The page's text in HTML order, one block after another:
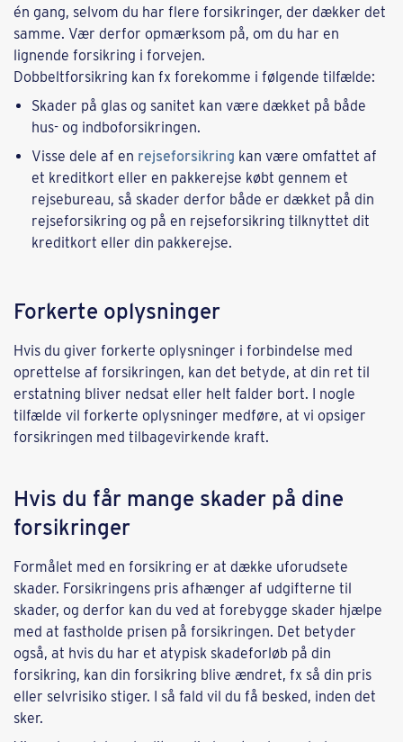
én gang, selvom du har flere forsikringer, der dækker det
samme. Vær derfor opmærksom på, om du har en
lignende forsikring i forvejen.
Dobbeltforsikring kan fx forekomme i følgende tilfælde:
Skader på glas og sanitet kan være dækket på både
hus- og indboforsikringen.
Visse dele af en rejseforsikring kan være omfattet af
et kreditkort eller en pakkerejse købt gennem et
rejsebureau, så skader derfor både er dækket på din
rejseforsikring og på en rejseforsikring tilknyttet dit
kreditkort eller din pakkerejse.
Forkerte oplysninger
Hvis du giver forkerte oplysninger i forbindelse med
oprettelse af forsikringen, kan det betyde, at din ret til
erstatning bliver nedsat eller helt falder bort. I nogle
tilfælde vil forkerte oplysninger medføre, at vi opsiger
forsikringen med tilbagevirkende kraft.
Hvis du får mange skader på dine
forsikringer
Formålet med en forsikring er at dække uforudsete
skader. Forsikringens pris afhænger af udgifterne til
skader, og derfor kan du ved at forebygge skader hjælpe
med at fastholde prisen på forsikringen. Det betyder
også, at hvis du har et atypisk skadeforløb på din
forsikring, kan din forsikring blive ændret, fx så din pris
eller selvrisiko stiger. I så fald vil du få besked, inden det
sker.